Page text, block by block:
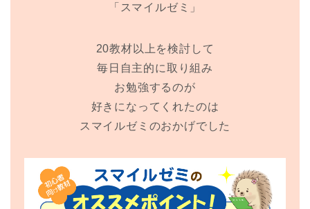
「スマイルゼミ」
20教材以上を検討して
毎日自主的に取り組み
お勉強するのが
好きになってくれたのは
スマイルゼミのおかげでした